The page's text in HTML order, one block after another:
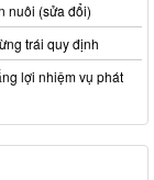
nuôi (sửa đổi)
trái quy định
lợi nhiệm vụ phát